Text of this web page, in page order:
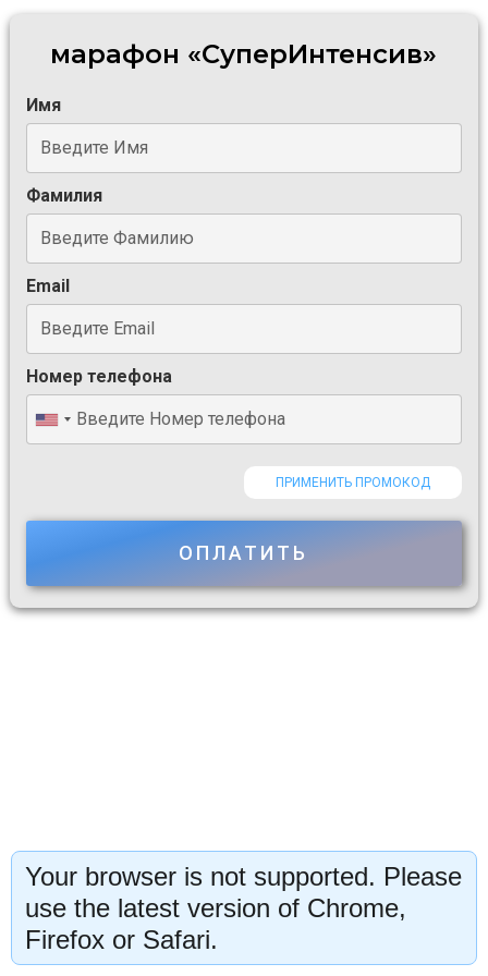
марафон «СуперИнтенсив»
Имя
Фамилия
Email
Номер телефона
ПРИМЕНИТЬ ПРОМОКОД
ОПЛАТИТЬ
Your browser is not supported. Please
use the latest version of Chrome,
Firefox or Safari.